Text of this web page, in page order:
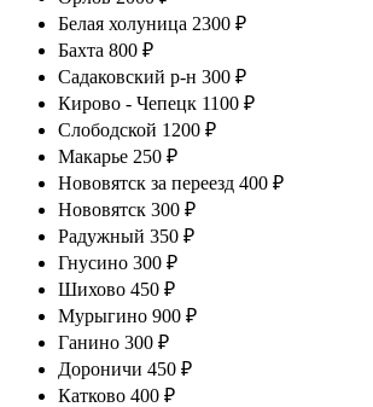
Белая холуница 2300 ₽
Бахта 800 ₽
Садаковский р-н 300 ₽
Кирово - Чепецк 1100 ₽
Слободской 1200 ₽
Макарье 250 ₽
Нововятск за переезд 400 ₽
Нововятск 300 ₽
Радужный 350 ₽
Гнусино 300 ₽
Шихово 450 ₽
Мурыгино 900 ₽
Ганино 300 ₽
Дороничи 450 ₽
Катково 400 ₽